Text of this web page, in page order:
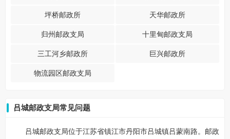
坪桥邮政所 天华邮政所
归州邮政支局 十里甸邮政支局
三工河乡邮政所 巨兴邮政所
物流园区邮政支局
吕城邮政支局常见问题
吕城邮政支局位于江苏省镇江市丹阳市吕城镇吕蒙南路。邮政